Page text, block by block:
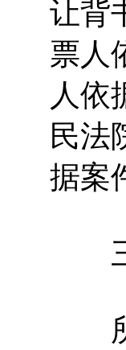
让背
票人
人依
民法
据案
三
所